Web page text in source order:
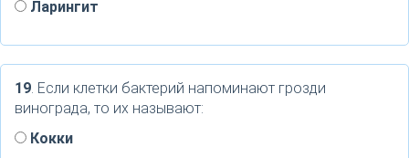
Ларингит
19. Если клетки бактерий напоминают грозди
винограда, то их называют:
Кокки